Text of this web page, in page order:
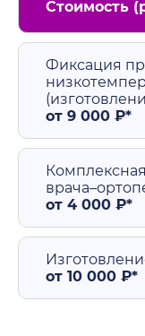
Стоимость
Фиксация
от 9 000 ₽*
от 4 000 ₽*
от 10 000 ₽*